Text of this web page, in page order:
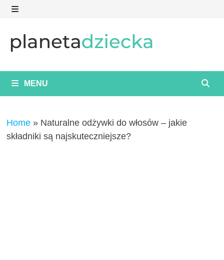
Skip
content
MENU
Home » Naturalne odżywki do włosów – jakie
składniki są najskuteczniejsze?